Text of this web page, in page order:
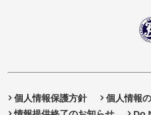
個人情報保護方針 個人情報